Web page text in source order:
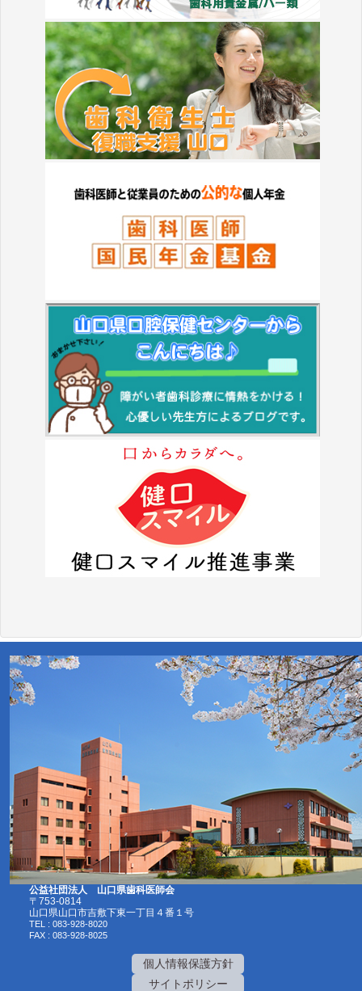
公益社団法人 山口県歯科医師会
〒753-0814
山口県山口市吉敷下東一丁目４番１号
TEL : 083-928-8020
FAX : 083-928-8025
個人情報保護方針
サイトポリシー